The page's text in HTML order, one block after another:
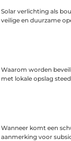
Solar verlichting als
veilige en duurzame
Waarom worden
met lokale opslag
Wanneer komt een
aanmerking voor